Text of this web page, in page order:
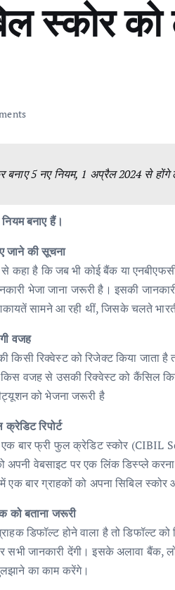
स्कोर
बनाए 5 नए नियम, 1 अप्रैल 2024 से
बनाए हैं।
जाने की सूचना
कहा है कि जब भी कोई बैंक या
भेजा जाना जरूरी है। इसकी
सामने आ रही थीं, जिसके चलते
वजह
किसी रिक्वेस्ट को रिजेक्ट किया जाता
वजह से उसकी रिक्वेस्ट को कैंसिल
को भेजना जरूरी है
रिपोर्ट
बार फ्री फुल क्रेडिट स्कोर (CIBIL
अपनी वेबसाइट पर एक लिंक डिस्प्ले
बार ग्राहकों को अपना सिबिल स्कोर
को बताना जरूरी
डिफॉल्ट होने वाला है तो डिफॉल्ट
जानकारी देंगी। इसके अलावा बैंक,
का काम करेंगे।